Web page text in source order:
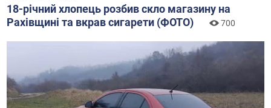
18-річний хлопець розбив скло магазину на
Рахівщині та вкрав сигарети (ФОТО)
700